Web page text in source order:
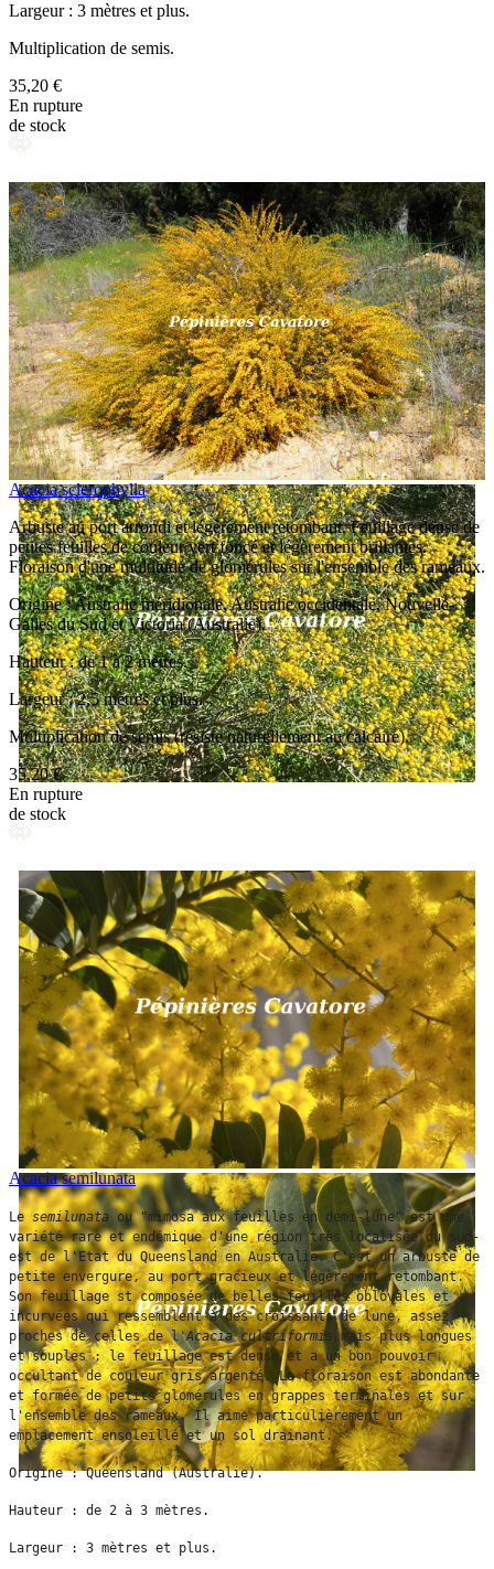
Largeur : 3 mètres et plus.
Multiplication de semis.
35,20 €
En rupture
de stock
Acacia sclerophylla
Arbuste au port arrondi et légèrement retombant. Feuillage dense de
petites feuilles de couleur vert foncé et légèrement brillantes.
Floraison d'une multitude de glomérules sur l'ensemble des rameaux.
Origine : Australie méridionale, Australie occidentale, Nouvelle-
Galles du Sud et Victoria (Australie).
Hauteur : de 1 à 2 mètres.
Largeur : 2,5 mètres et plus.
Multiplication de semis (résiste naturellement au calcaire).
35,20 €
En rupture
de stock
Acacia semilunata
Le semilunata ou "mimosa aux feuilles en demi-lune" est une
variété rare et endémique d'une région très localisée du sud-
est de l'Etat du Queensland en Australie. C'est un arbuste de
petite envergure, au port gracieux et légèrement retombant.
Son feuillage st composée de belles feuilles oblovales et
incurvées qui ressemblent à des croissants de lune, assez
proches de celles de l'Acacia cultriformis mais plus longues
et souples ; le feuillage est dense et a un bon pouvoir
occultant de couleur gris argenté. La floraison est abondante
et formée de petits glomérules en grappes terminales et sur
l'ensemble des rameaux. Il aime particulièrement un
emplacement ensoleillé et un sol drainant.
Origine : Queensland (Australie).
Hauteur : de 2 à 3 mètres.
Largeur : 3 mètres et plus.